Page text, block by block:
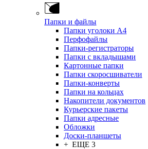
Папки и файлы
Папки уголоки А4
Перфофайлы
Папки-регистраторы
Папки с вкладышами
Картонные папки
Папки скоросшиватели
Папки-конверты
Папки на кольцах
Накопители документов
Курьерские пакеты
Папки адресные
Обложки
Доски-планшеты
+ ЕЩЕ 3